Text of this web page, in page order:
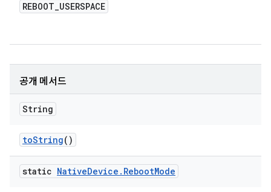
REBOOT_USERSPACE
공개 메서드
String
toString()
static NativeDevice . RebootMode